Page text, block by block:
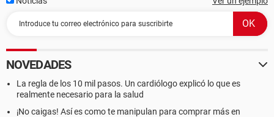
NOVEDADES
La regla de los 10 mil pasos. Un cardiólogo explicó lo que es
realmente necesario para la salud
¡No caigas! Así es como te manipulan para comprar más en